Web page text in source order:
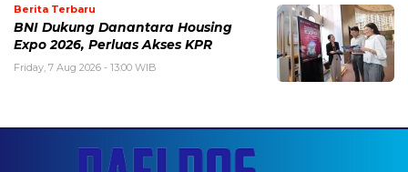
Berita Terbaru
BNI Dukung Danantara Housing
Expo 2026, Perluas Akses KPR
Friday, 7 Aug 2026 - 13:00 WIB